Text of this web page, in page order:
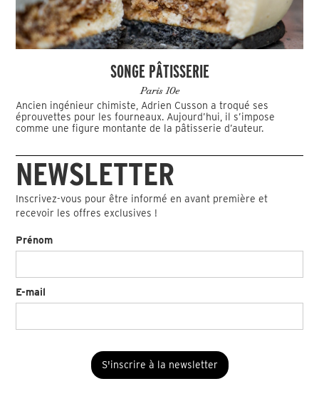
SONGE PÂTISSERIE
Paris 10e
Ancien ingénieur chimiste, Adrien Cusson a troqué ses
éprouvettes pour les fourneaux. Aujourd’hui, il s’impose
comme une figure montante de la pâtisserie d’auteur.
NEWSLETTER
Inscrivez-vous pour être informé en avant première et
recevoir les offres exclusives !
Prénom
E-mail